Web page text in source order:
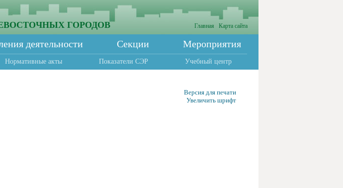
ГОРОДОВ Главная Карта сайта
деятельности Секции Мероприятия
Нормативные акты Показатели СЭР Учебный центр
Версия для печати
Увеличить шрифт